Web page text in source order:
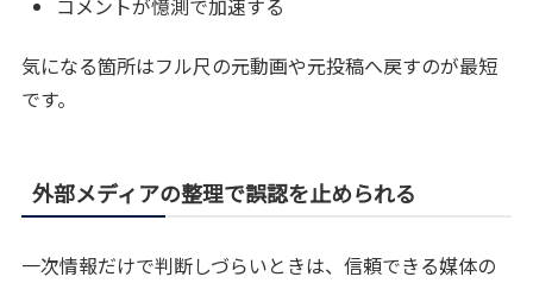
コメントが憶測で加速する
気になる箇所はフル尺の元動画や元投稿へ戻すのが最短
です。
外部メディアの整理で誤認を止められる
一次情報だけで判断しづらいときは、信頼できる媒体の